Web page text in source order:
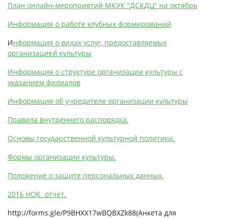
План онлайн-мероприятий МКУК "ДСКДЦ" на октябрь
Информация о работе клубных формирований
Информация о видах услуг, предоставляемых
организацией культуры
Информация о структуре организации культуры с
указанием филиалов
Информация об учредителе организации культуры
Правила внутреннего распорядка.
Основы государственной культурной политики.
Формы организации культуры.
Положение о защите персональных данных.
2016 НОК отчет.
http://forms.gle/P9BHXX17wBQBXZk88(Анкета для